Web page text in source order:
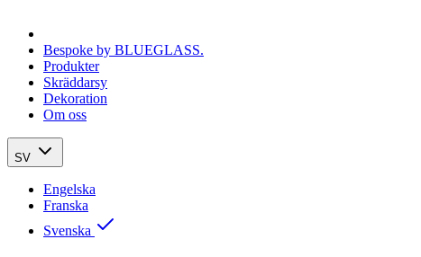
Bespoke by BLUEGLASS.
Produkter
Skräddarsy
Dekoration
Om oss
SV
Engelska
Franska
Svenska